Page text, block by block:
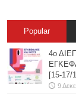
Popular
4ο
[15-17/
9